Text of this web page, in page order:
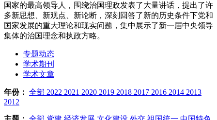
国家的最高领导人，围绕治国理政发表了大量讲话，提出了许
多新思想、新观点、新论断，深刻回答了新的历史条件下党和
国家发展的重大理论和现实问题，集中展示了新一届中央领导
集体的治国理念和执政方略。
专题动态
学术期刊
学术文章
年份： 全部 2022 2021 2020 2019 2018 2017 2016 2014 2013
2012